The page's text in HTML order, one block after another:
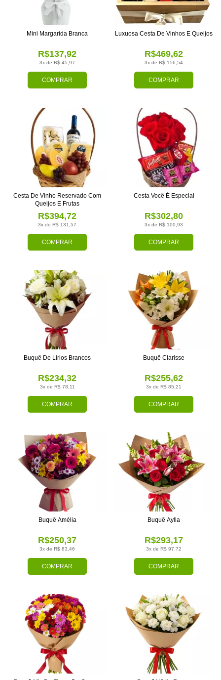
COMPRAR
3x de R$ 45,97
R$137,92
Mini Margarida Branca
COMPRAR
3x de R$ 156,54
R$469,62
Luxuosa Cesta De Vinhos E Queijos
COMPRAR
3x de R$ 131,57
R$394,72
Cesta De Vinho Reservado Com
Queijos E Frutas
COMPRAR
3x de R$ 100,93
R$302,80
Cesta Você É Especial
COMPRAR
3x de R$ 78,11
R$234,32
Buquê De Lírios Brancos
COMPRAR
3x de R$ 85,21
R$255,62
Buquê Clarisse
COMPRAR
3x de R$ 83,46
R$250,37
Buquê Amélia
COMPRAR
3x de R$ 97,72
R$293,17
Buquê Aylla